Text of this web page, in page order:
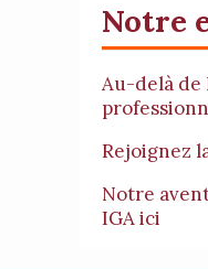
Notre
Au-delà de
Rejoignez
Notre
IGAici